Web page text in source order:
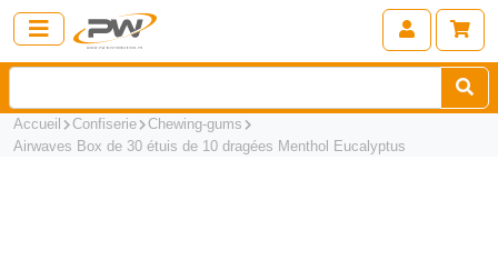
Accueil Confiserie
Chewing-gums
Airwaves Box de 30 étuis de 10 dragées Menthol Eucalyptus